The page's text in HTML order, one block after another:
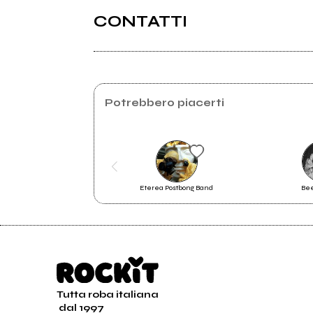
mio album
CONTATTI
Bassafedeltaskapunk.too.it
Potrebbero piacerti
Eterea Postbong Band
Tutta roba italiana
dal 1997